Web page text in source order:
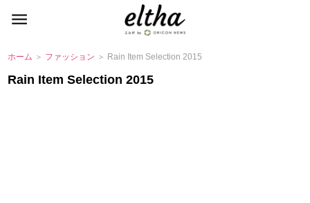
ホーム ＞ ファッション ＞ Rain Item Selection 2015
Rain Item Selection 2015